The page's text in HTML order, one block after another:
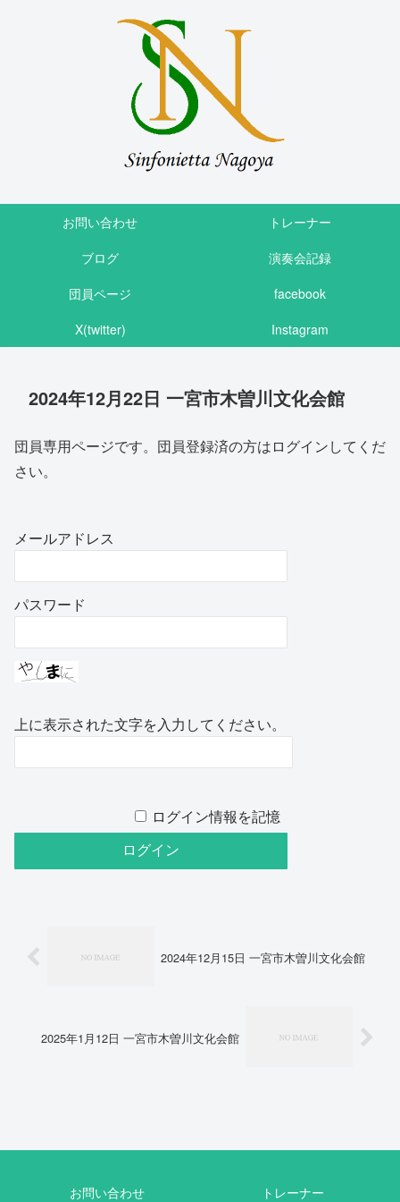
お問い合わせ
トレーナー
ブログ
演奏会記録
団員ページ
facebook
X(twitter)
Instagram
2024年12月22日 一宮市木曽川文化会館
団員専用ページです。団員登録済の方はログインしてくだ
さい。
メールアドレス
パスワード
上に表示された文字を入力してください。
ログイン情報を記憶
2024年12月15日 一宮市木曽川文化会館
2025年1月12日 一宮市木曽川文化会館
お問い合わせ トレーナー